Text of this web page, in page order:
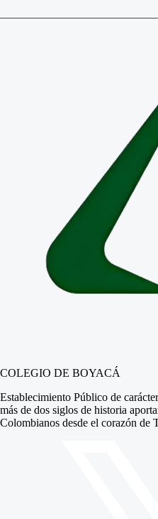
COLEGIO DE BOYACÁ
Establecimiento Público de
más de dos siglos de historia
Colombianos desde el corazón de